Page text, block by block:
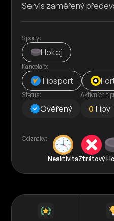
Servis zaměřený
Sporty:
Hokej
Kanceláře:
Tipsport
Status:
Ověřený
Aktivních
0Tipy
Odznaky:
NeaktivitaZtrátový